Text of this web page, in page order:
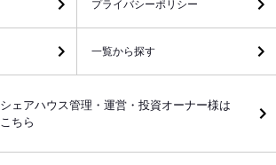
プライバシーポリシー
一覧から探す
シェアハウス管理・運営・投資オーナー様は
こちら